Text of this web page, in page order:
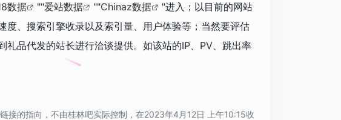
数据 ""爱站数据 ""Chinaz数据
"进入；以目前的网站
、搜索引擎收录以及索引量、用户体验等；当然要评估
品代发的站长进行洽谈提供。如该站的IP、PV、跳出率
接的指向，不由桂林吧实际控制，在2023年4月12日 上午10:15收